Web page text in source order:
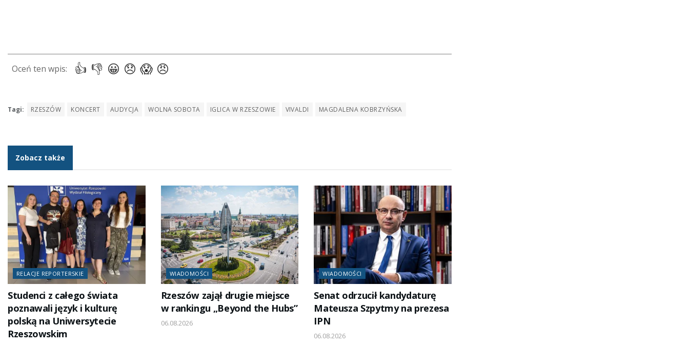
Tagi: RZESZÓW KONCERT AUDYCJA WOLNA SOBOTA IGLICA W RZESZOWIE VIVALDI MAGDALENA KOBRZYŃSKA
Zobacz także
RELACJE REPORTERSKIE
Studenci z całego świata
poznawali język i kulturę
polską na Uniwersytecie
Rzeszowskim
WIADOMOŚCI
Rzeszów zajął drugie miejsce
w rankingu „Beyond the Hubs”
06.08.2026
WIADOMOŚCI
Senat odrzucił kandydaturę
Mateusza Szpytmy na prezesa
IPN
06.08.2026